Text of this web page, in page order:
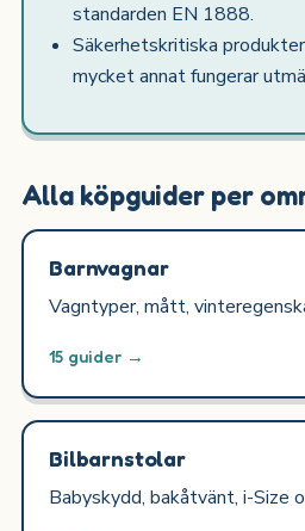
standarden EN 1888.
Säkerhetskritiska
mycket annat fungerar
Alla köpguider per
Barnvagnar
Vagntyper, mått,
15 guider →
Bilbarnstolar
Babyskydd, bakåtvänt, i-Size